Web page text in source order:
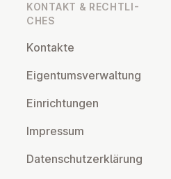
KONTAKT & RECHT­LI­
CHES
Kontakte
Ei­gen­tums­ver­wal­tung
Ein­rich­tun­gen
Impressum
Da­ten­schutz­er­klä­rung